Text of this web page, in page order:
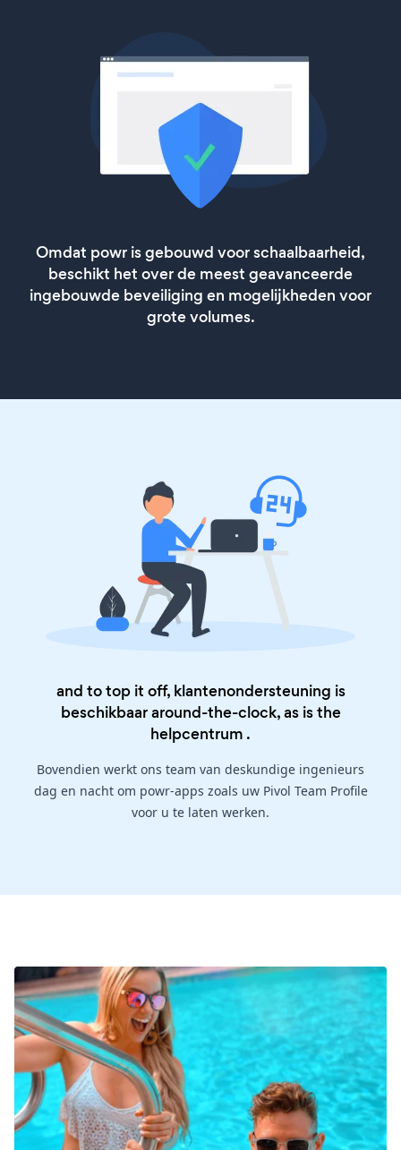
Omdat powr is gebouwd voor schaalbaarheid,
beschikt het over de meest geavanceerde
ingebouwde beveiliging en mogelijkheden voor
grote volumes.
and to top it off, klantenondersteuning is
beschikbaar around-the-clock, as is the
helpcentrum .
Bovendien werkt ons team van deskundige ingenieurs
dag en nacht om powr-apps zoals uw Pivol Team Profile
voor u te laten werken.